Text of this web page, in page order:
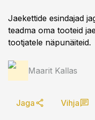
Jaekettide esindajad
teadma oma tooteid
tootjatele näpunäiteid.
Maarit Kallas
Jaga Vihja